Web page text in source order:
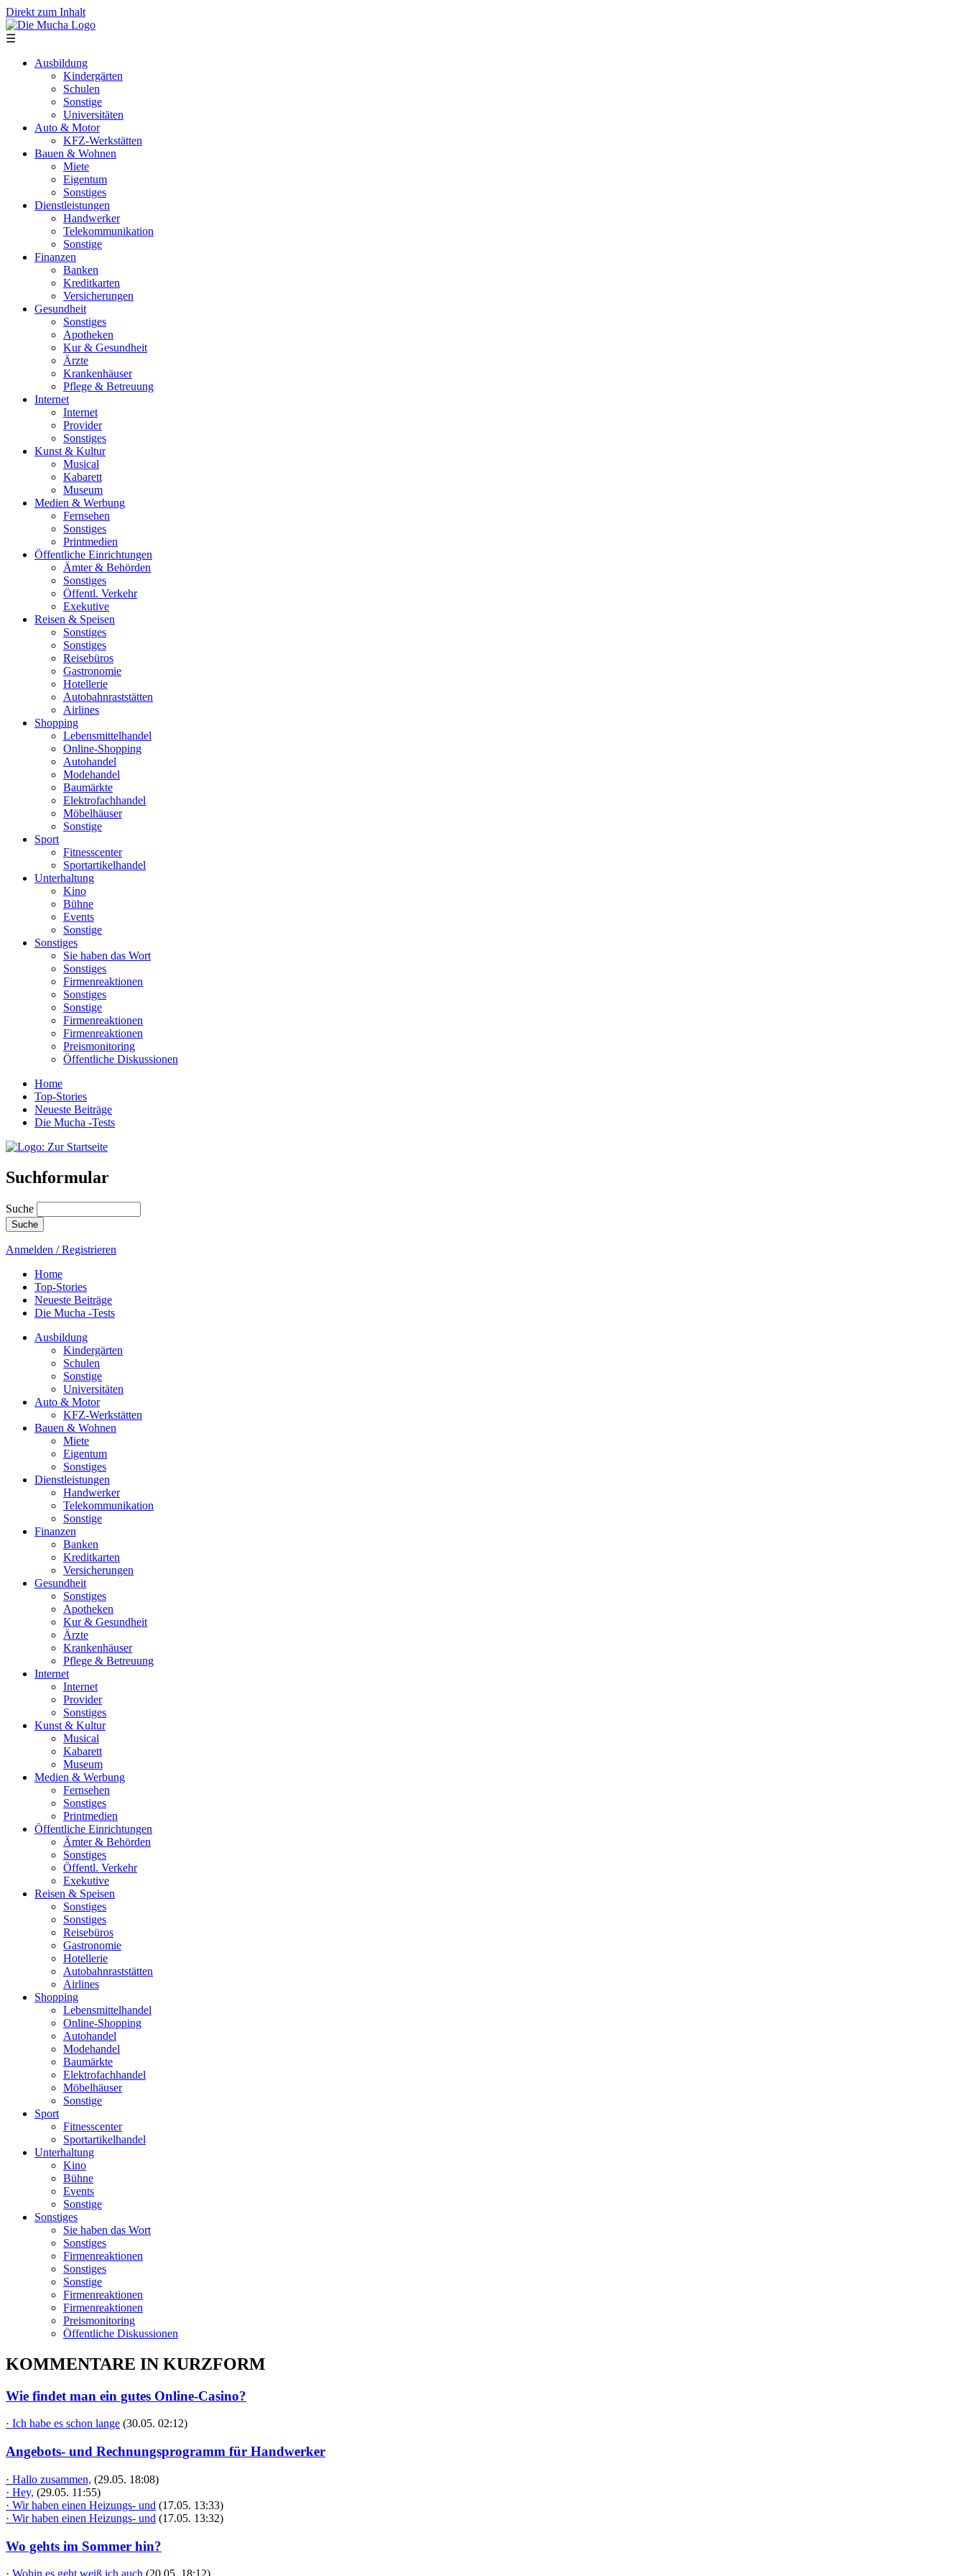
Direkt zum Inhalt
☰
Ausbildung
Kindergärten
Schulen
Sonstige
Universitäten
Auto & Motor
KFZ-Werkstätten
Bauen & Wohnen
Miete
Eigentum
Sonstiges
Dienstleistungen
Handwerker
Telekommunikation
Sonstige
Finanzen
Banken
Kreditkarten
Versicherungen
Gesundheit
Sonstiges
Apotheken
Kur & Gesundheit
Ärzte
Krankenhäuser
Pflege & Betreuung
Internet
Internet
Provider
Sonstiges
Kunst & Kultur
Musical
Kabarett
Museum
Medien & Werbung
Fernsehen
Sonstiges
Printmedien
Öffentliche Einrichtungen
Ämter & Behörden
Sonstiges
Öffentl. Verkehr
Exekutive
Reisen & Speisen
Sonstiges
Sonstiges
Reisebüros
Gastronomie
Hotellerie
Autobahnraststätten
Airlines
Shopping
Lebensmittelhandel
Online-Shopping
Autohandel
Modehandel
Baumärkte
Elektrofachhandel
Möbelhäuser
Sonstige
Sport
Fitnesscenter
Sportartikelhandel
Unterhaltung
Kino
Bühne
Events
Sonstige
Sonstiges
Sie haben das Wort
Sonstiges
Firmenreaktionen
Sonstiges
Sonstige
Firmenreaktionen
Firmenreaktionen
Preismonitoring
Öffentliche Diskussionen
Home
Top-Stories
Neueste Beiträge
Die Mucha -Tests
Suchformular
Suche
Anmelden / Registrieren
Home
Top-Stories
Neueste Beiträge
Die Mucha -Tests
Ausbildung
Kindergärten
Schulen
Sonstige
Universitäten
Auto & Motor
KFZ-Werkstätten
Bauen & Wohnen
Miete
Eigentum
Sonstiges
Dienstleistungen
Handwerker
Telekommunikation
Sonstige
Finanzen
Banken
Kreditkarten
Versicherungen
Gesundheit
Sonstiges
Apotheken
Kur & Gesundheit
Ärzte
Krankenhäuser
Pflege & Betreuung
Internet
Internet
Provider
Sonstiges
Kunst & Kultur
Musical
Kabarett
Museum
Medien & Werbung
Fernsehen
Sonstiges
Printmedien
Öffentliche Einrichtungen
Ämter & Behörden
Sonstiges
Öffentl. Verkehr
Exekutive
Reisen & Speisen
Sonstiges
Sonstiges
Reisebüros
Gastronomie
Hotellerie
Autobahnraststätten
Airlines
Shopping
Lebensmittelhandel
Online-Shopping
Autohandel
Modehandel
Baumärkte
Elektrofachhandel
Möbelhäuser
Sonstige
Sport
Fitnesscenter
Sportartikelhandel
Unterhaltung
Kino
Bühne
Events
Sonstige
Sonstiges
Sie haben das Wort
Sonstiges
Firmenreaktionen
Sonstiges
Sonstige
Firmenreaktionen
Firmenreaktionen
Preismonitoring
Öffentliche Diskussionen
KOMMENTARE IN KURZFORM
Wie findet man ein gutes Online-Casino?
· Ich habe es schon lange (30.05. 02:12)
Angebots- und Rechnungsprogramm für Handwerker
· Hallo zusammen, (29.05. 18:08)
· Hey, (29.05. 11:55)
· Wir haben einen Heizungs- und (17.05. 13:33)
· Wir haben einen Heizungs- und (17.05. 13:32)
Wo gehts im Sommer hin?